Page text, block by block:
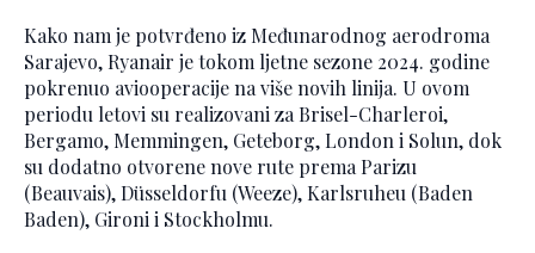
Kako nam je potvrđeno iz Međunarodnog aerodroma
Sarajevo, Ryanair je tokom ljetne sezone 2024. godine
pokrenuo aviooperacije na više novih linija. U ovom
periodu letovi su realizovani za Brisel-Charleroi,
Bergamo, Memmingen, Geteborg, London i Solun, dok
su dodatno otvorene nove rute prema Parizu
(Beauvais), Düsseldorfu (Weeze), Karlsruheu (Baden
Baden), Gironi i Stockholmu.